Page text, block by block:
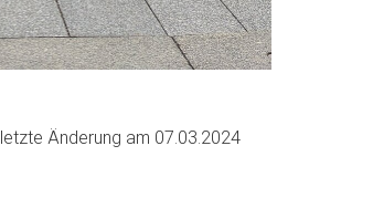
letzte Änderung am 07.03.2024